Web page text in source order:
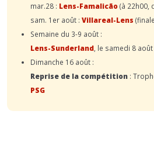
mar.28 : Lens-Famalicão(à 22h00,
sam. 1er août : Villareal-Lens
Semaine du 3-9 août :
Lens-Sunderland , le samedi 8
Dimanche 16 août :
Reprise de la compétition :
PSG